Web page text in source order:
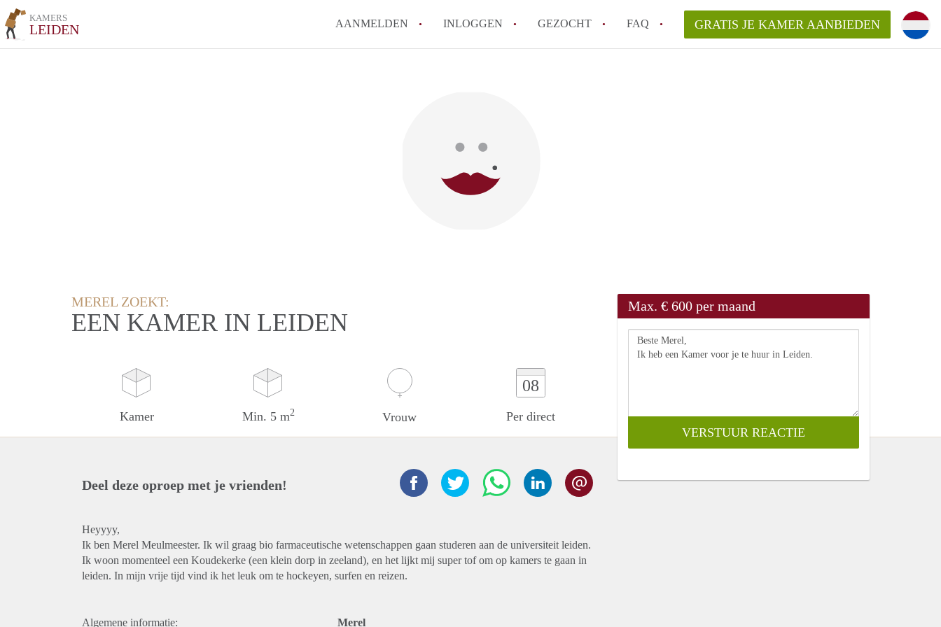
KAMERS
LEIDEN AANMELDEN INLOGGEN GEZOCHT FAQ GRATIS JE KAMER AANBIEDEN
MEREL ZOEKT:
EEN KAMER IN LEIDEN
Kamer Min. 5 m2 Vrouw
08
Per direct
Max. € 600 per maand
Deel deze oproep met je vrienden!
Heyyyy,
Ik ben Merel Meulmeester. Ik wil graag bio farmaceutische wetenschappen gaan studeren aan de universiteit leiden.
Ik woon momenteel een Koudekerke (een klein dorp in zeeland), en het lijkt mij super tof om op kamers te gaan in
leiden. In mijn vrije tijd vind ik het leuk om te hockeyen, surfen en reizen.
Algemene informatie: Merel